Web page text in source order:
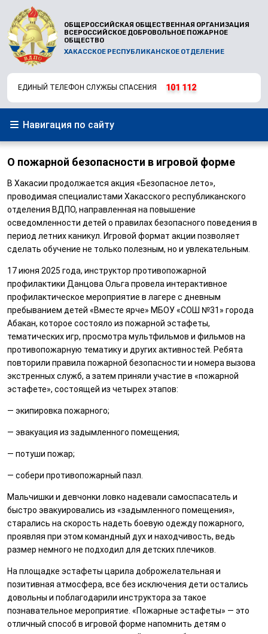
ОБЩЕРОССИЙСКАЯ ОБЩЕСТВЕННАЯ ОРГАНИЗАЦИЯ
ВСЕРОССИЙСКОЕ ДОБРОВОЛЬНОЕ ПОЖАРНОЕ
ОБЩЕСТВО
ХАКАССКОЕ РЕСПУБЛИКАНСКОЕ ОТДЕЛЕНИЕ
ЕДИНЫЙ ТЕЛЕФОН СЛУЖБЫ СПАСЕНИЯ 101 112
Навигация по сайту
О пожарной безопасности в игровой форме
В Хакасии продолжается акция «Безопасное лето»,
проводимая специалистами Хакасского республиканского
отделения ВДПО, направленная на повышение
осведомленности детей о правилах безопасного поведения в
период летних каникул. Игровой формат акции позволяет
сделать обучение не только полезным, но и увлекательным.
17 июня 2025 года, инструктор противопожарной
профилактики Данцова Ольга провела интерактивное
профилактическое мероприятие в лагере с дневным
пребыванием детей «Вместе ярче» МБОУ «СОШ №31» города
Абакан, которое состояло из пожарной эстафеты,
тематических игр, просмотра мультфильмов и фильмов на
противопожарную тематику и других активностей. Ребята
повторили правила пожарной безопасности и номера вызова
экстренных служб, а затем приняли участие в «пожарной
эстафете», состоящей из четырех этапов:
— экипировка пожарного;
— эвакуация из задымленного помещения;
— потуши пожар;
— собери противопожарный пазл.
Мальчишки и девчонки ловко надевали самоспасатель и
быстро эвакуировались из «задымленного помещения»,
старались на скорость надеть боевую одежду пожарного,
проявляя при этом командный дух и находчивость, ведь
размер немного не подходил для детских плечиков.
На площадке эстафеты царила доброжелательная и
позитивная атмосфера, все без исключения дети остались
довольны и поблагодарили инструктора за такое
познавательное мероприятие. «Пожарные эстафеты» — это
отличный способ в игровой форме напомнить детям о